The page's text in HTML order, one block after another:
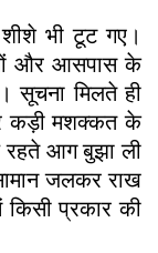
भी टूट गए।
और आसपास के
सूचना मिलते ही
कड़ी मशक्कत के
रहते आग बुझा ली
जलकर राख
किसी प्रकार की